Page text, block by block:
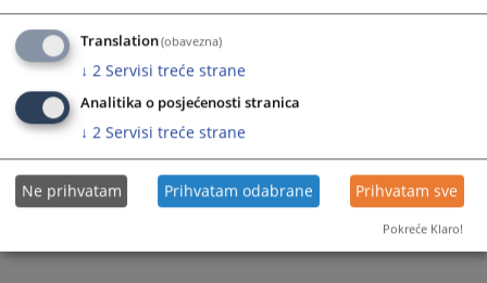
Želite postati član?
Translation(obavezna)
↓ 2 Servisi treće strane
Analitika o posjećenosti stranica
↓ 2 Servisi treće strane
Ne prihvatam Prihvatam odabrane Prihvatam sve
Pokreće Klaro!